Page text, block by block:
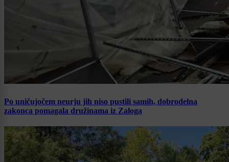
Po uničujočem neurju jih niso pustili samih, dobrodelna
zakonca pomagala družinama iz Zaloga